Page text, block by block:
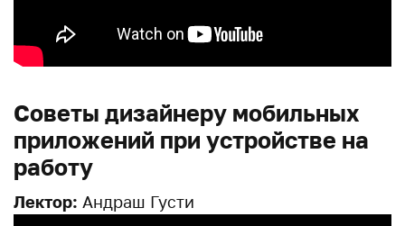
Советы дизайнеру мобильных
приложений при устройстве на
работу
Лектор: Андраш Густи